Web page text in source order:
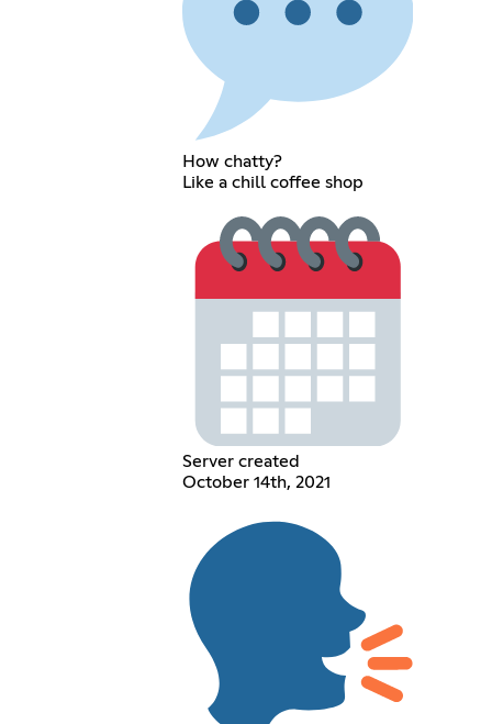
How chatty?
Like a chill coffee shop
Server created
October 14th, 2021